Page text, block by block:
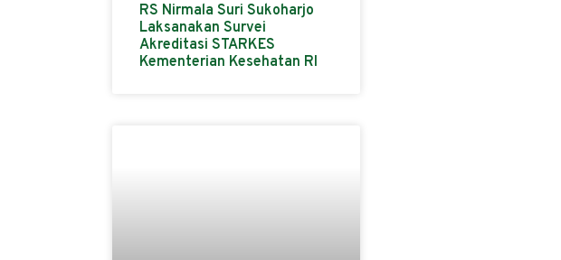
RS Nirmala Suri Sukoharjo
Laksanakan Survei
Akreditasi STARKES
Kementerian Kesehatan RI